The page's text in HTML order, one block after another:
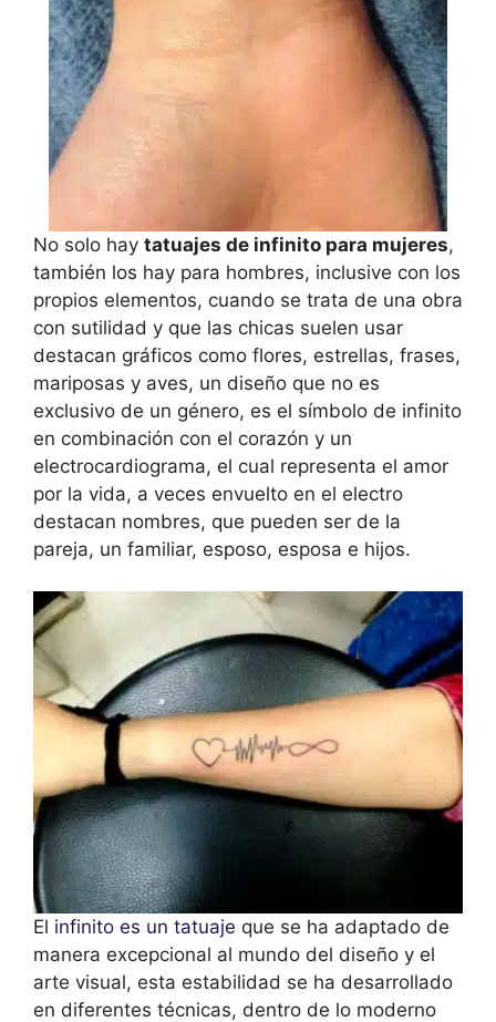
No solo hay tatuajes de infinito para mujeres,
también los hay para hombres, inclusive con los
propios elementos, cuando se trata de una obra
con sutilidad y que las chicas suelen usar
destacan gráficos como flores, estrellas, frases,
mariposas y aves, un diseño que no es
exclusivo de un género, es el símbolo de infinito
en combinación con el corazón y un
electrocardiograma, el cual representa el amor
por la vida, a veces envuelto en el electro
destacan nombres, que pueden ser de la
pareja, un familiar, esposo, esposa e hijos.
El infinito es un tatuaje que se ha adaptado de
manera excepcional al mundo del diseño y el
arte visual, esta estabilidad se ha desarrollado
en diferentes técnicas, dentro de lo moderno